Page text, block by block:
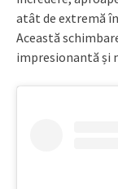
atât de extremă
Această
impresionantă și